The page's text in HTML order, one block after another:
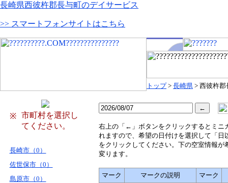
長崎県西彼杵郡長与町のデイサービス
>> スマートフォンサイトはこちら
トップ> 長崎県 > 西彼杵郡
※
市町村を選択し
てください。
長崎市（0）
佐世保市（0）
島原市（0）
右上の「←」ボタンをクリックするとミニ
れますので、希望の日付けを選択して「日
をクリックしてください。下の空室情報が
変ります。
マーク マークの説明
マーク